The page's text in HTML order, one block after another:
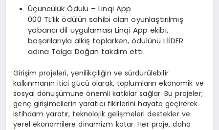
Üçüncülük Ödülü – Linqi App
000 TL’lik ödülün sahibi olan oyunlaştırılmış
yabancı dil uygulaması Linqi App ekibi,
başarılarıyla alkış toplarken, ödülünü LİİDER
adına Tolga Doğan takdim etti.
Girişim projeleri, yenilikçiliğin ve sürdürülebilir
kalkınmanın itici gücü olarak, toplumların ekonomik ve
sosyal dönüşümüne önemli katkılar sağlar. Bu projeler;
genç girişimcilerin yaratıcı fikirlerini hayata geçirerek
istihdam yaratır, teknolojik gelişmeleri destekler ve
yerel ekonomilere dinamizm katar. Her proje, daha